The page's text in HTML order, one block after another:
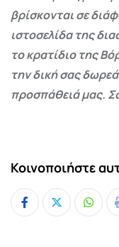
βρίσκονται σε
ιστοσελίδα της
το κρατίδιο της
την δική σας δωρεά
προσπάθειά μας.
Κοινοποιήστε